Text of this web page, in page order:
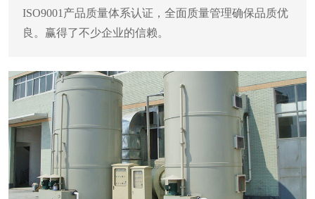
ISO9001产品质量体系认证，全面质量管理确保品质优
良。赢得了不少企业的信赖。